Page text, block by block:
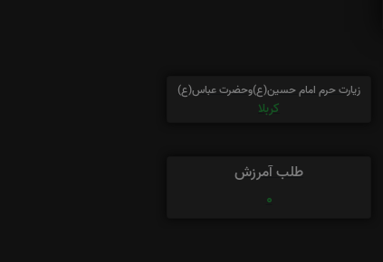
زیارت حرم امام حسین(ع)وحضرت عباس(ع)
کربلا
طلب آمرزش
0